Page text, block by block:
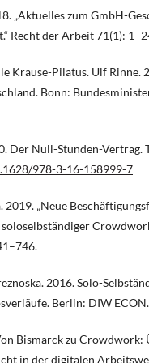
„Aktuelles zum GmbH-
Recht der Arbeit 71(1):
Krause-Pilatus. Ulf Rinne.
Bonn:
Der Null-Stunden-Vertrag.
978-3-16-158999-7
2019. „Neue
2016. Solo-
Berlin: DIW ECON.
Bismarck zu
in der digitalen